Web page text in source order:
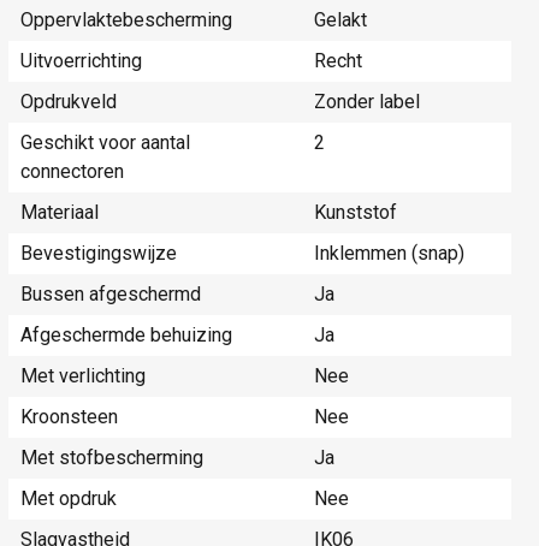
Oppervlaktebescherming
Gelakt
Uitvoerrichting
Recht
Opdrukveld
Zonder label
Geschikt voor aantal
connectoren
2
Materiaal
Kunststof
Bevestigingswijze
Inklemmen (snap)
Bussen afgeschermd
Ja
Afgeschermde behuizing
Ja
Met verlichting
Nee
Kroonsteen
Nee
Met stofbescherming
Ja
Met opdruk
Nee
Slagvastheid
IK06